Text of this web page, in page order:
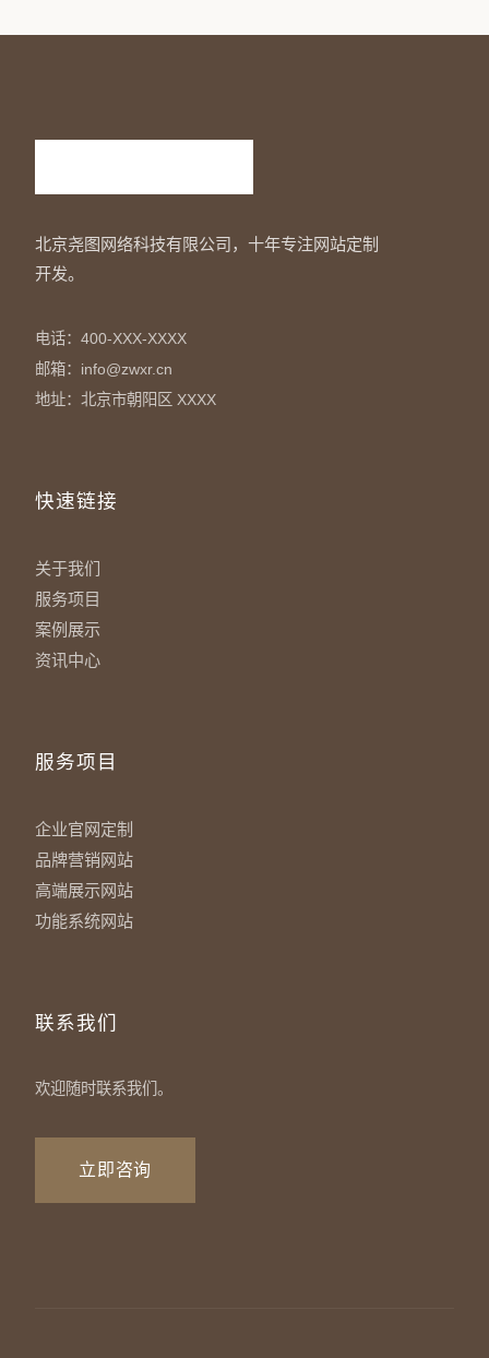
北京尧图网络科技有限公司，十年专注网站定制
开发。
电话：400-XXX-XXXX
邮箱：info@zwxr.cn
地址：北京市朝阳区 XXXX
快速链接
关于我们
服务项目
案例展示
资讯中心
服务项目
企业官网定制
品牌营销网站
高端展示网站
功能系统网站
联系我们
欢迎随时联系我们。
立即咨询